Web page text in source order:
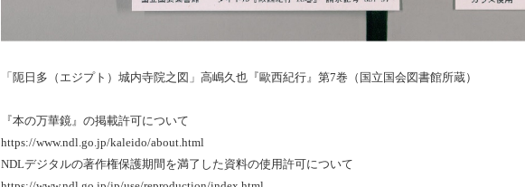
「阨日多（エジプト）城内寺院之図」高嶋久也『歐西紀行』第7巻（国立国会図書館所蔵）
『本の万華鏡』の掲載許可について
https://www.ndl.go.jp/kaleido/about.html
NDLデジタルの著作権保護期間を満了した資料の使用許可について